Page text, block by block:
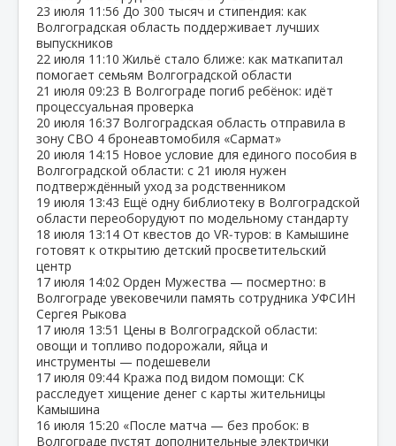
23 июля 11:56 До 300 тысяч и стипендия: как
Волгоградская область поддерживает лучших
выпускников
22 июля 11:10 Жильё стало ближе: как маткапитал
помогает семьям Волгоградской области
21 июля 09:23 В Волгограде погиб ребёнок: идёт
процессуальная проверка
20 июля 16:37 Волгоградская область отправила в
зону СВО 4 бронеавтомобиля «Сармат»
20 июля 14:15 Новое условие для единого пособия в
Волгоградской области: с 21 июля нужен
подтверждённый уход за родственником
19 июля 13:43 Ещё одну библиотеку в Волгоградской
области переоборудуют по модельному стандарту
18 июля 13:14 От квестов до VR‑туров: в Камышине
готовят к открытию детский просветительский
центр
17 июля 14:02 Орден Мужества — посмертно: в
Волгограде увековечили память сотрудника УФСИН
Сергея Рыкова
17 июля 13:51 Цены в Волгоградской области:
овощи и топливо подорожали, яйца и
инструменты — подешевели
17 июля 09:44 Кража под видом помощи: СК
расследует хищение денег с карты жительницы
Камышина
16 июля 15:20 «После матча — без пробок: в
Волгограде пустят дополнительные электрички